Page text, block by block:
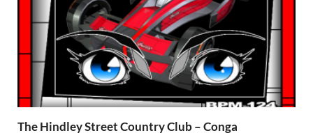
The Hindley Street Country Club – Conga